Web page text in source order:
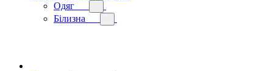
Одяг
Білизна